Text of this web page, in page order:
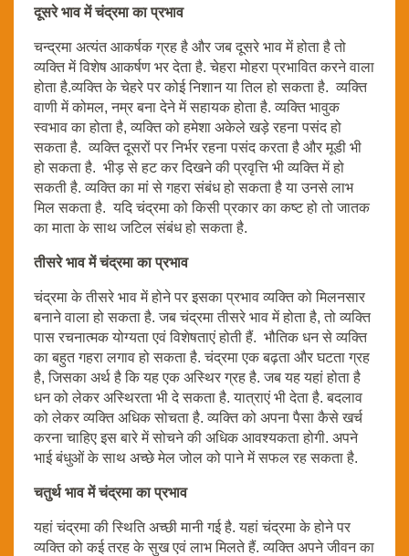
दूसरे भाव में चंद्रमा का प्रभाव
चन्द्रमा अत्यंत आकर्षक ग्रह है और जब दूसरे भाव में होता है तो
व्यक्ति में विशेष आकर्षण भर देता है. चेहरा मोहरा प्रभावित करने वाला
होता है.व्यक्ति के चेहरे पर कोई निशान या तिल हो सकता है. व्यक्ति
वाणी में कोमल, नम्र बना देने में सहायक होता है. व्यक्ति भावुक
स्वभाव का होता है, व्यक्ति को हमेशा अकेले खड़े रहना पसंद हो
सकता है. व्यक्ति दूसरों पर निर्भर रहना पसंद करता है और मूडी भी
हो सकता है. भीड़ से हट कर दिखने की प्रवृत्ति भी व्यक्ति में हो
सकती है. व्यक्ति का मां से गहरा संबंध हो सकता है या उनसे लाभ
मिल सकता है. यदि चंद्रमा को किसी प्रकार का कष्ट हो तो जातक
का माता के साथ जटिल संबंध हो सकता है.
तीसरे भाव में चंद्रमा का प्रभाव
चंद्रमा के तीसरे भाव में होने पर इसका प्रभाव व्यक्ति को मिलनसार
बनाने वाला हो सकता है. जब चंद्रमा तीसरे भाव में होता है, तो व्यक्ति
पास रचनात्मक योग्यता एवं विशेषताएं होती हैं. भौतिक धन से व्यक्ति
का बहुत गहरा लगाव हो सकता है. चंद्रमा एक बढ़ता और घटता ग्रह
है, जिसका अर्थ है कि यह एक अस्थिर ग्रह है. जब यह यहां होता है
धन को लेकर अस्थिरता भी दे सकता है. यात्राएं भी देता है. बदलाव
को लेकर व्यक्ति अधिक सोचता है. व्यक्ति को अपना पैसा कैसे खर्च
करना चाहिए इस बारे में सोचने की अधिक आवश्यकता होगी. अपने
भाई बंधुओं के साथ अच्छे मेल जोल को पाने में सफल रह सकता है.
चतुर्थ भाव में चंद्रमा का प्रभाव
यहां चंद्रमा की स्थिति अच्छी मानी गई है. यहां चंद्रमा के होने पर
व्यक्ति को कई तरह के सुख एवं लाभ मिलते हैं. व्यक्ति अपने जीवन का